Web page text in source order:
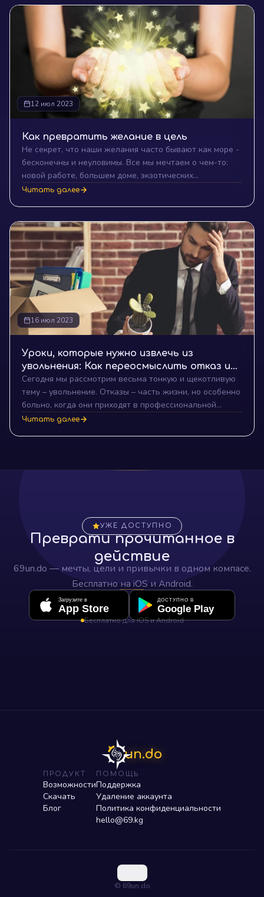
конфликтными ситуациями.
12 июл 2023
Как превратить желание в цель
Не секрет, что наши желания часто бывают как море -
бесконечны и неуловимы. Все мы мечтаем о чем-то:
новой работе, большем доме, экзотических
путешествиях... Список может быть бесконечным. Но
советами от тех, кому это удалось - от людей, которые
сумели превратить свои желания в достижимые цели и
достигнуть их.
Читать далее
16 июл 2023
Уроки, которые нужно извлечь из
увольнения: Как переосмыслить отказ и
двигаться вперед
Сегодня мы рассмотрим весьма тонкую и щекотливую
тему – увольнение. Отказы – часть жизни, но особенно
больно, когда они приходят в профессиональной
сфере. Тем не менее, важно помнить, что каждое
Читать далее
УЖЕ ДОСТУПНО
Преврати прочитанное в
действие
69un.do — мечты, цели и привычки в одном компасе.
Бесплатно на iOS и Android.
Загрузите в
App Store
ДОСТУПНО В
Google Play
Бесплатно для iOS и Android
un.do
ПРОДУКТ
Возможности
Скачать
Блог
ПОМОЩЬ
Поддержка
Удаление аккаунта
Политика конфиденциальности
hello@69.kg
© 69un.do